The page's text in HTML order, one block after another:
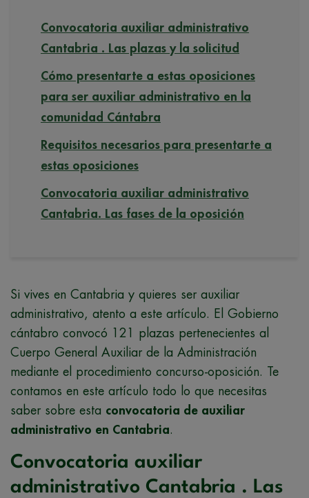
Convocatoria auxiliar administrativo
Cantabria . Las plazas y la solicitud
Cómo presentarte a estas oposiciones
para ser auxiliar administrativo en la
comunidad Cántabra
Requisitos necesarios para presentarte a
estas oposiciones
Convocatoria auxiliar administrativo
Cantabria. Las fases de la oposición
Si vives en Cantabria y quieres ser auxiliar
administrativo, atento a este artículo. El Gobierno
cántabro convocó 121 plazas pertenecientes al
Cuerpo General Auxiliar de la Administración
mediante el procedimiento concurso-oposición. Te
contamos en este artículo todo lo que necesitas
saber sobre esta convocatoria de auxiliar
administrativo en Cantabria.
Convocatoria auxiliar
administrativo Cantabria . Las